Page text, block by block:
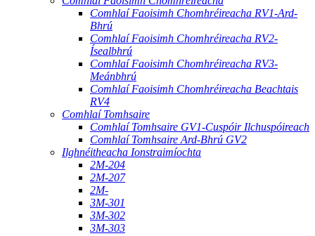
Comhlaí Faoisimh Chomhréireacha RV1-Ard-
Bhrú
Comhlaí Faoisimh Chomhréireacha RV2-
Ísealbhrú
Comhlaí Faoisimh Chomhréireacha RV3-
Meánbhrú
Comhlaí Faoisimh Chomhréireacha Beachtais
RV4
Comhlaí Tomhsaire
Comhlaí Tomhsaire GV1-Cuspóir Ilchuspóireach
Comhlaí Tomhsaire Ard-Bhrú GV2
Ilghnéitheacha Ionstraimíochta
2M-204
2M-207
2M-
3M-301
3M-302
3M-303